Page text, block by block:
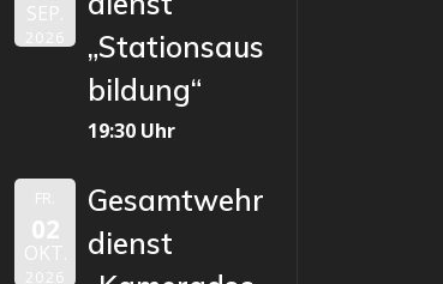
SEP.
2026
„Stationsaus
bildung“
19:30 Uhr
FR.
02
OKT.
2026
Gesamtwehr
dienst